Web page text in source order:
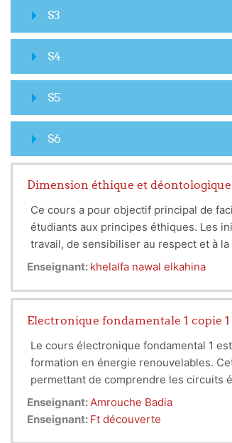
S3
S4
S5
S6
Dimension éthique et déontologique
Ce cours a pour objectif principal de
étudiants aux principes éthiques. Les
travail, de sensibiliser au respect et à
combattre.
Enseignant: khelalfa nawal elkahina
Electronique fondamentale 1 copie 1
Le cours électronique fondamental 1
formation en énergie renouvelables.
permettant de comprendre les circuits
Enseignant:Amrouche Badia
Enseignant: Ft découverte